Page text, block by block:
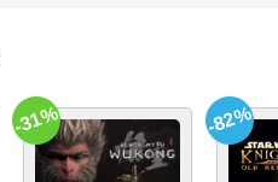
-31% -82%